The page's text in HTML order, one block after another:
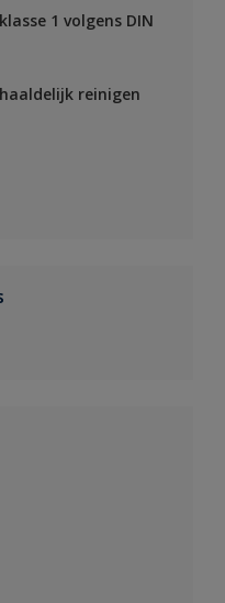
1 volgens DIN
reinigen